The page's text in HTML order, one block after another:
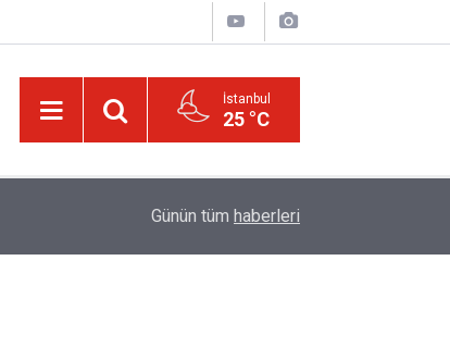
İstanbul
25 °C
Trump, Amerika'da seçim kazanan Müslüman
Günün tüm haberleri